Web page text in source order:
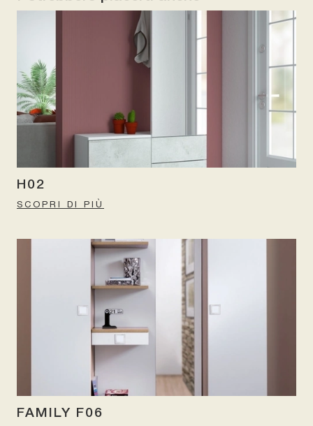
H02
SCOPRI DI PIÙ
FAMILY F06